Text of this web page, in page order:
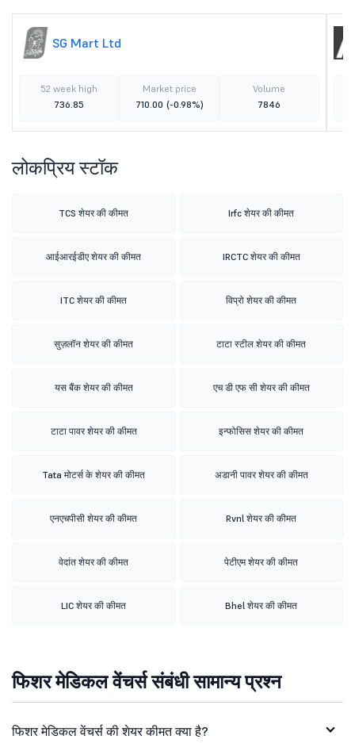
SG Mart Ltd
52 week high
736.85
Market price
710.00 (-0.98%)
Volume
7846
लोकप्रिय स्टॉक
TCS शेयर की कीमत Irfc शेयर की कीमत
आईआरईडीए शेयर की कीमत IRCTC शेयर की कीमत
ITC शेयर की कीमत विप्रो शेयर की कीमत
सुज़लॉन शेयर की कीमत टाटा स्टील शेयर की कीमत
यस बैंक शेयर की कीमत एच डी एफ सी शेयर की कीमत
टाटा पावर शेयर की कीमत इन्फोसिस शेयर की कीमत
Tata मोटर्स के शेयर की कीमत अडानी पावर शेयर की कीमत
एनएचपीसी शेयर की कीमत Rvnl शेयर की कीमत
वेदांत शेयर की कीमत पेटीएम शेयर की कीमत
LIC शेयर की कीमत Bhel शेयर की कीमत
फिशर मेडिकल वेंचर्स संबंधी सामान्य प्रश्न
फिशर मेडिकल वेंचर्स की शेयर कीमत क्या है?